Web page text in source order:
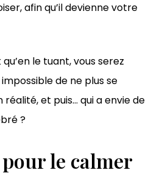
afin qu’il devienne votre
le tuant, vous serez
de ne plus se
et puis… qui a envie de
?
le calmer